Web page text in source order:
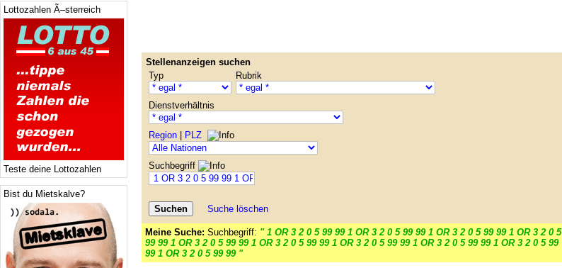
Lottozahlen Ã–sterreich
Teste deine Lottozahlen
Bist du Mietskalve?
Stellenanzeigen suchen
Typ
Rubrik
Dienstverhältnis
Region PLZ
Suchbegriff
Suche löschen
Meine Suche: Suchbegriff: " 1 OR 3 2 0 5 99 99 1 OR 3 2 0 5 99 99 1 OR 3 2 0 5 99 99 1 OR 3 2 0 5
99 99 1 OR 3 2 0 5 99 99 1 OR 3 2 0 5 99 99 1 OR 3 2 0 5 99 99 1 OR 3 2 0 5 99 99 1 OR 3 2 0 5 99
99 1 OR 3 2 0 5 99 99 "